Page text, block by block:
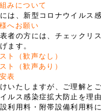
みについて
は、新型コロナウイルス
へお願い
者の方には、チェックリ
ます。
ト（歓声なし）
ト（歓声あり）
表
いたしますが、ご理解と
ルス感染症拡大防止を理
利用料・附帯設備利用料